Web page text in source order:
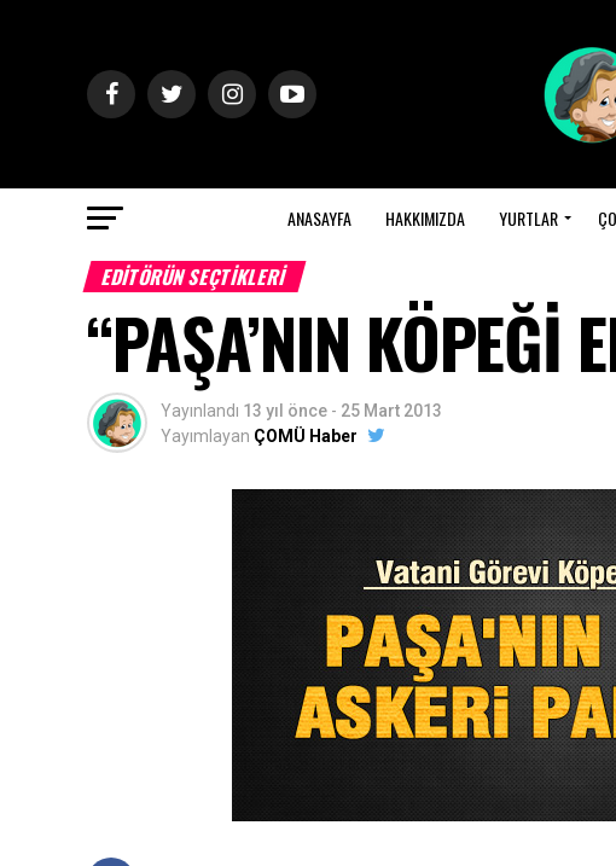
ANASAYFA HAKKIMIZDA YURTLAR
EDITÖRÜN SEÇTIKLERI
“PAŞA’NIN KÖPEĞİ
Yayınlandı 13 yıl önce - 25 Mart 2013
Yayımlayan ÇOMÜ Haber